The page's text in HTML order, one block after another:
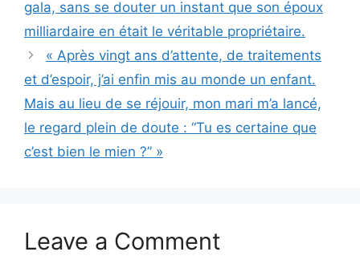
gala, sans se douter un instant que son époux
milliardaire en était le véritable propriétaire.
« Après vingt ans d’attente, de traitements
et d’espoir, j’ai enfin mis au monde un enfant.
Mais au lieu de se réjouir, mon mari m’a lancé,
le regard plein de doute : “Tu es certaine que
c’est bien le mien ?” »
Leave a Comment